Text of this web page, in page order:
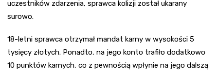
uczestników zdarzenia, sprawca kolizji został ukarany
surowo.
18-letni sprawca otrzymał mandat karny w wysokości 5
tysięcy złotych. Ponadto, na jego konto trafiło dodatkowo
10 punktów karnych, co z pewnością wpłynie na jego dalszą